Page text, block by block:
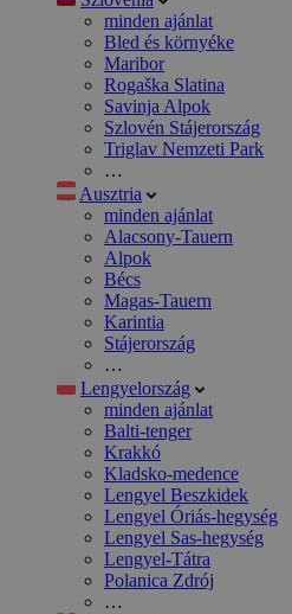
minden ajánlat
Bled és környéke
Maribor
Rogaška Slatina
Savinja Alpok
Szlovén Stájerország
Triglav Nemzeti Park
…
Ausztria
minden ajánlat
Alacsony-Tauern
Alpok
Bécs
Magas-Tauern
Karintia
Stájerország
…
Lengyelország
minden ajánlat
Balti-tenger
Krakkó
Kladsko-medence
Lengyel Beszkidek
Lengyel Óriás-hegység
Lengyel Sas-hegység
Lengyel-Tátra
Polanica Zdrój
…